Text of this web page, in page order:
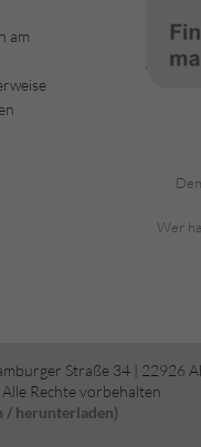
am
Wer
Straße 34 | 22926
| Alle Rechte vorbehalten
/ herunterladen)